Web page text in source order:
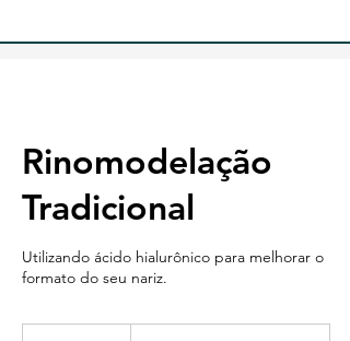
Rinomodelação
Tradicional
Utilizando ácido hialurônico para melhorar o
formato do seu nariz.